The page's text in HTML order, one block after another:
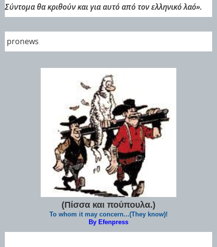
Σύντομα θα κριθούν και για αυτό από τον ελληνικό λαό».
pronews
(Πίσσα και πούπουλα.)
To whom it may concern...(They know)!
By Efenpress